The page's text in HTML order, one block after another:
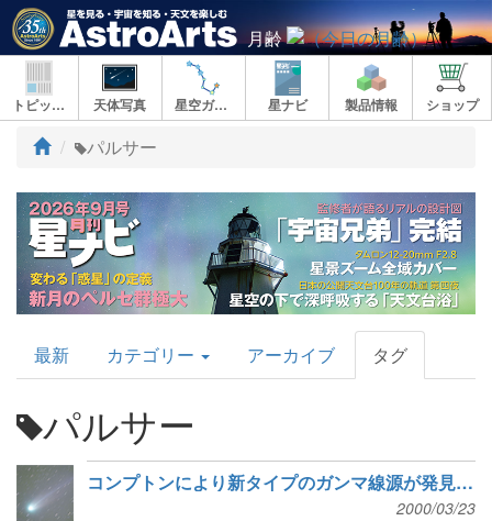
月齢
トピックス 天体写真 星空ガイド 星ナビ 製品情報 ショップ
ト
プ
パルサー
AstroArts
Topics
最新 カテゴリー アーカイブ タグ
パルサー
コンプトンにより新タイプのガンマ線源が発見された (NASA)
2000/03/23